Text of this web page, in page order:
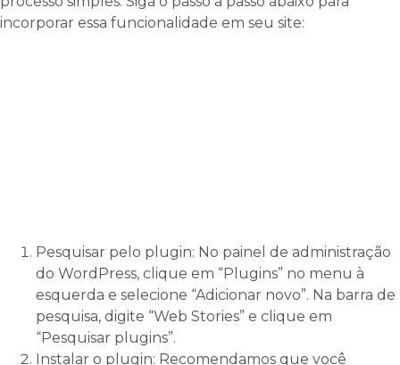
incorporar essa funcionalidade em seu site:
Pesquisar pelo plugin: No painel de administração
do WordPress, clique em “Plugins” no menu à
esquerda e selecione “Adicionar novo”. Na barra de
pesquisa, digite “Web Stories” e clique em
“Pesquisar plugins”.
Instalar o plugin: Recomendamos que você